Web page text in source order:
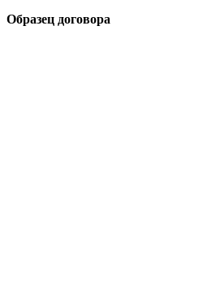
Образец договора